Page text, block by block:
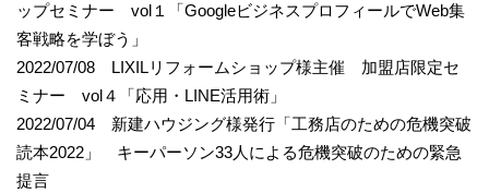
ップセミナー vol１「GoogleビジネスプロフィールでWeb集
客戦略を学ぼう」
2022/07/08 LIXILリフォームショップ様主催 加盟店限定セ
ミナー vol４「応用・LINE活用術」
2022/07/04 新建ハウジング様発行「工務店のための危機突破
読本2022」 キーパーソン33人による危機突破のための緊急
提言